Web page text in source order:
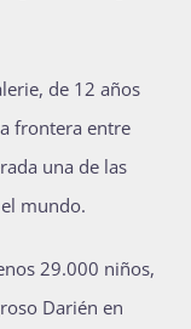
de 12 años
frontera entre
una de las
mundo.
29.000 niños,
Darién en